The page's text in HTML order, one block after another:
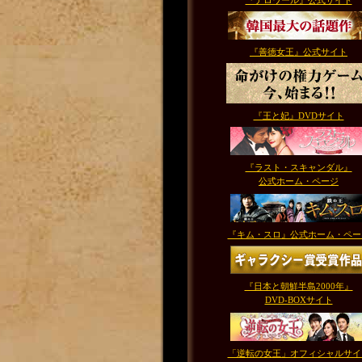
『善徳女王』公式サイト
『王と妃』DVDサイト
『ラスト・スキャンダル』
公式ホーム・ページ
『キム・スロ』公式ホーム・ペ
『日本と朝鮮半島2000年』
DVD-BOXサイト
「逆転の女王」オフィシャルサ